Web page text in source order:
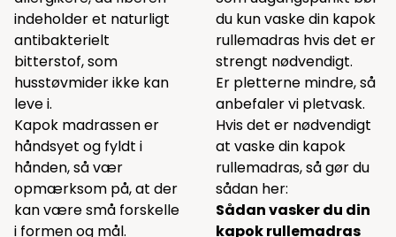
indeholder et naturligt
antibakterielt
bitterstof, som
husstøvmider ikke kan
leve i.
Kapok madrassen er
håndsyet og fyldt i
hånden, så vær
opmærksom på, at der
kan være små forskelle
i formen og mål.
du kun vaske din kapok
rullemadras hvis det er
strengt nødvendigt.
Er pletterne mindre, så
anbefaler vi pletvask.
Hvis det er nødvendigt
at vaske din kapok
rullemadras, så gør du
sådan her:
Sådan vasker du din
kapok rullemadras